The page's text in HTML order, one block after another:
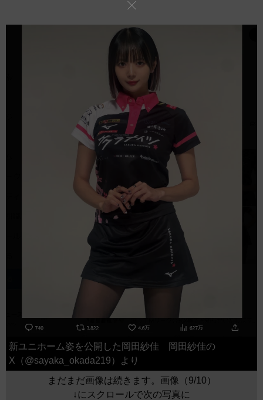
新ユニホーム姿を公開した岡田紗佳 岡田紗佳の
X（@sayaka_okada219）より
まだまだ画像は続きます。画像（9/10）
↓にスクロールで次の写真に